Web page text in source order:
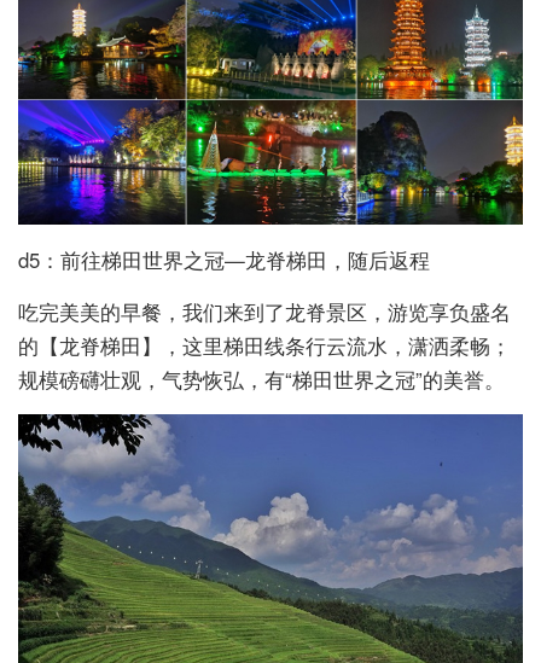
d5：前往梯田世界之冠—龙脊梯田，随后返程
吃完美美的早餐，我们来到了龙脊景区，游览享负盛名
的【龙脊梯田】，这里梯田线条行云流水，潇洒柔畅；
规模磅礴壮观，气势恢弘，有“梯田世界之冠”的美誉。